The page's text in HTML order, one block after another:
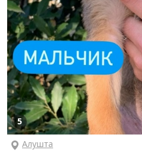
5
Алушта